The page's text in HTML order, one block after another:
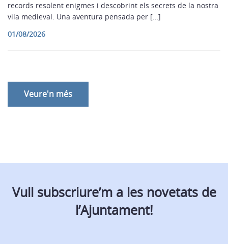
records resolent enigmes i descobrint els secrets de la nostra
vila medieval. Una aventura pensada per […]
01/08/2026
Veure'n més
Vull subscriure’m a les novetats de
l’Ajuntament!